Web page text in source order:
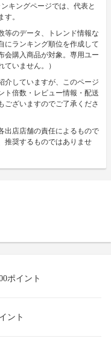
キングページでは、代表と
。
等のデータ、トレンド情報な
にランキング順位を作成して
会購入商品が対象。専用ユー
いません。）
介していますが、このページ
ト倍数・レビュー情報・配送
ございますのでご了承くださ
出店店舗の責任によるもので
推奨するものではありませ
ポイント
ント